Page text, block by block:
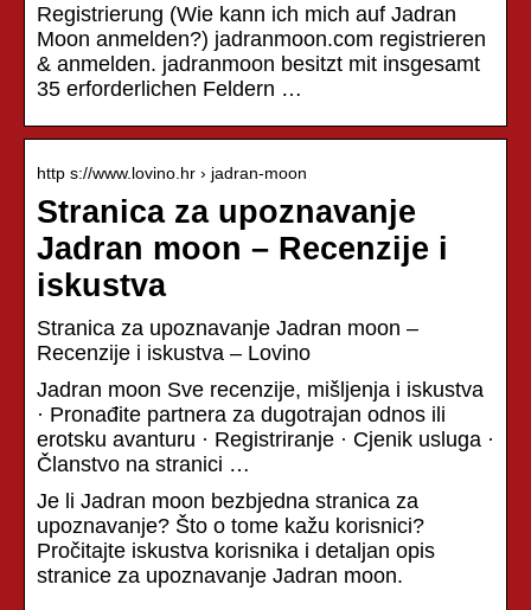
Registrierung (Wie kann ich mich auf Jadran
Moon anmelden?) jadranmoon.com registrieren
& anmelden. jadranmoon besitzt mit insgesamt
35 erforderlichen Feldern …
http s://www.lovino.hr › jadran-moon
Stranica za upoznavanje
Jadran moon – Recenzije i
iskustva
Stranica za upoznavanje Jadran moon –
Recenzije i iskustva – Lovino
Jadran moon Sve recenzije, mišljenja i iskustva
· Pronađite partnera za dugotrajan odnos ili
erotsku avanturu · Registriranje · Cjenik usluga ·
Članstvo na stranici …
Je li Jadran moon bezbjedna stranica za
upoznavanje? Što o tome kažu korisnici?
Pročitajte iskustva korisnika i detaljan opis
stranice za upoznavanje Jadran moon.